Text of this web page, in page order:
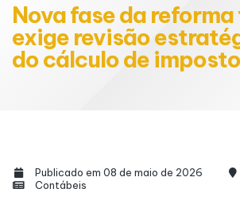
Nova fase da
exige revisão
do cálculo de
Publicado em 08 de maio de 2026
Contábeis